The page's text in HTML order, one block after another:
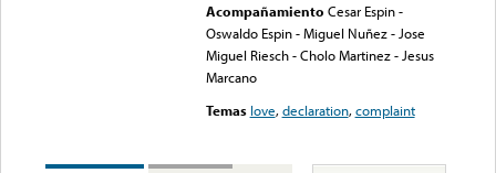
Acompañamiento Cesar Espin -
Oswaldo Espin - Miguel Nuñez - Jose
Miguel Riesch - Cholo Martinez - Jesus
Marcano
Temas love,declaration,complaint